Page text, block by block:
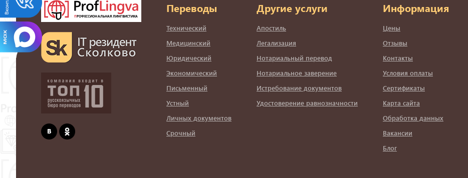
Переводы
Технический
Медицинский
Юридический
Экономический
Письменный
Устный
Личных документов
Срочный
Другие услуги
Апостиль
Легализация
Нотариальный перевод
Нотариальное заверение
Истребование документов
Удостоверение равнозначности
Информация
Цены
Отзывы
Контакты
Условия оплаты
Сертификаты
Карта сайта
Обработка данных
Вакансии
Блог